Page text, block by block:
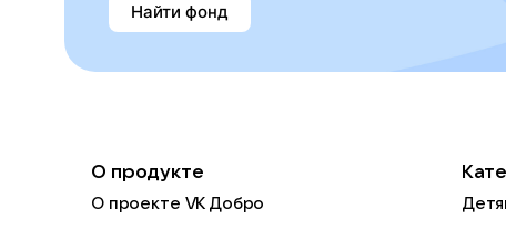
Найти фонд
О продукте
О проекте VK Добро